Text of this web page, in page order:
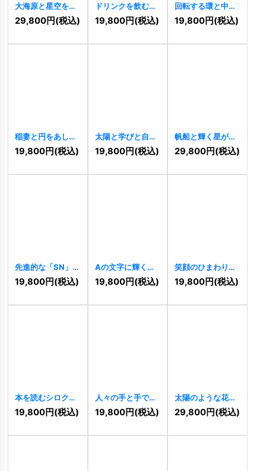
大海原と星空を渡
る帆船のロゴ
11470 ]
29,800円(税込)
ドリンクを飲む女
の子のキュートな
ロゴ 11461]
19,800円(税込)
回転する環と中心
のロゴ[11468]
19,800円(税込)
稲妻と円をあしら
った力強いSのロ
ゴ [ 11462 ]
19,800円(税込)
太陽と学びと自然
の家ロゴ [11455]
19,800円(税込)
帆船と輝く星が導
く航海挑戦のロゴ
11458 ]
29,800円(税込)
先進的な「SN」の
スタイリッシュな
ロゴ 11459]
19,800円(税込)
Aの文字に輝く星
のロゴ [11456]
19,800円(税込)
笑顔のひまわりロ
ゴ 11457]
19,800円(税込)
本を読むシロクマ
の愛らしいロゴ
11453 ]
19,800円(税込)
人々の手と手で築
く王冠のコミュニ
ティロゴ [ 11454]
19,800円(税込)
太陽のような花が
ほほえむ、元気い
っぱいのキャラク
29,800円(税込)